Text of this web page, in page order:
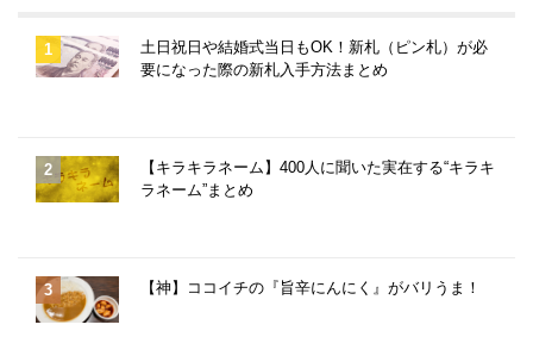
土日祝日や結婚式当日もOK！新札（ピン札）が必
要になった際の新札入手方法まとめ
【キラキラネーム】400人に聞いた実在する“キラキ
ラネーム”まとめ
【神】ココイチの『旨辛にんにく』がバリうま！